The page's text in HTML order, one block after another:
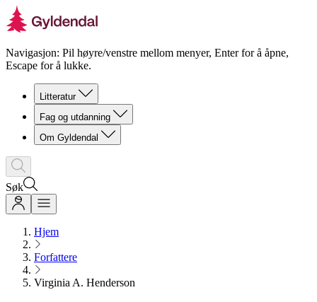
Navigasjon: Pil høyre/venstre mellom menyer, Enter for å åpne,
Escape for å lukke.
Litteratur
Fag og utdanning
Om Gyldendal
Søk
Hjem
Forfattere
Virginia A. Henderson